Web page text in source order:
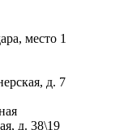
место 1
д. 7
д. 38\19